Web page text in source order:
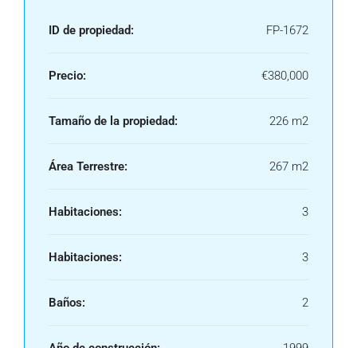
ID de propiedad: FP-1672
Precio: €380,000
Tamaño de la propiedad: 226 m2
Área Terrestre: 267 m2
Habitaciones: 3
Habitaciones: 3
Baños: 2